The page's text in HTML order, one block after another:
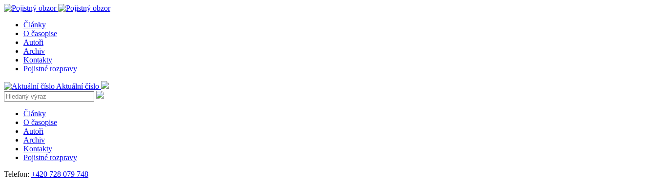
Články
O časopise
Autoři
Archiv
Kontakty
Pojistné rozpravy
Aktuální číslo
Články
O časopise
Autoři
Archiv
Kontakty
Pojistné rozpravy
Telefon: +420 728 079 748